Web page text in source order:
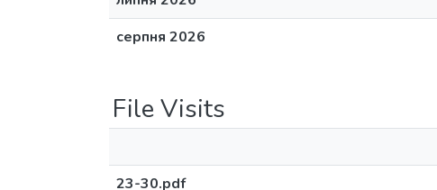
серпня 2026
File Visits
23-30.pdf